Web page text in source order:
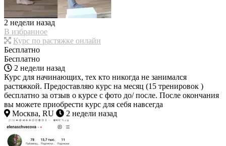
2 недели назад
В избранное
Курс по растяжке онлайн
Бесплатно
Бесплатно
2 недели назад
Курс для начинающих, тех кто никогда не занимался
растяжкой. Предоставляю курс на месяц (15 тренировок )
бесплатно за отзыв о курсе с фото до/ после. После окончания
вы можете приобрести курс для себя навсегда
Москва, RU
2 недели назад